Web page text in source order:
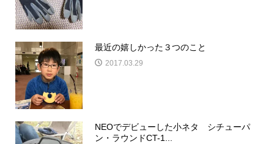
最近の嬉しかった３つのこと
2017.03.29
NEOでデビューした小ネタ シチューパ
ン・ラウンドCT-1...